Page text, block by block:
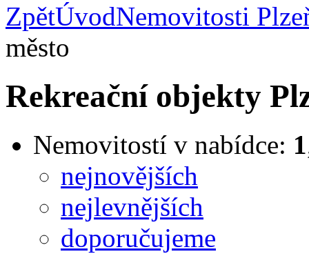
ZpětÚvodNemovitosti
město
Rekreační objekty
Nemovitostí v nabídce: 1
nejnovějších
nejlevnějších
doporučujeme